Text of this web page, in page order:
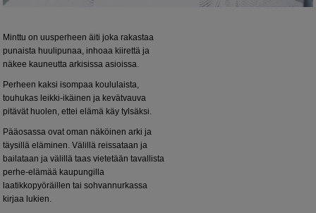
Minttu on uusperheen äiti joka rakastaa
punaista huulipunaa, inhoaa kiirettä ja
näkee kauneutta arkisissa asioissa.
Perheen kaksi isompaa koululaista,
touhukas leikki-ikäinen ja kevätvauva
pitävät huolen, ettei elämä käy tylsäksi.
Pääosassa ovat oman näköinen arki ja
täysillä eläminen. Välillä reissataan ja
bailataan ja välillä taas vietetään tavallista
perhe-elämää kaupungilla
laatikkopyöräillen tai sohvannurkassa
kirjaa lukien.